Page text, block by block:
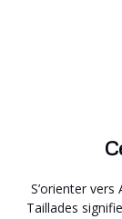
S’orienter
Taillades